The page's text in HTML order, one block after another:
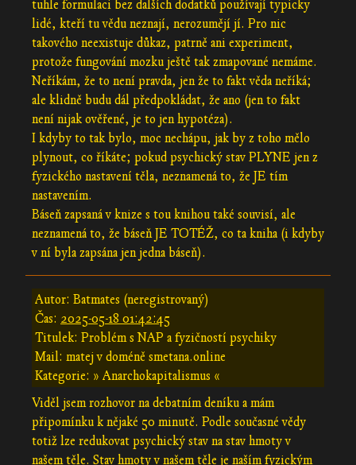
tuhle formulaci bez dalších dodatků používají typicky
lidé, kteří tu vědu neznají, nerozumějí jí. Pro nic
takového neexistuje důkaz, patrně ani experiment,
protože fungování mozku ještě tak zmapované nemáme.
Neříkám, že to není pravda, jen že to fakt věda neříká;
ale klidně budu dál předpokládat, že ano (jen to fakt
není nijak ověřené, je to jen hypotéza).
I kdyby to tak bylo, moc nechápu, jak by z toho mělo
plynout, co říkáte; pokud psychický stav PLYNE jen z
fyzického nastavení těla, neznamená to, že JE tím
nastavením.
Báseň zapsaná v knize s tou knihou také souvisí, ale
neznamená to, že báseň JE TOTÉŽ, co ta kniha (i kdyby
v ní byla zapsána jen jedna báseň).
Autor: Batmates (neregistrovaný)
Čas: 2025-05-18 01:42:45
Titulek: Problém s NAP a fyzičností psychiky
Mail: matej v doméně smetana.online
Kategorie: » Anarchokapitalismus «
Viděl jsem rozhovor na debatním deníku a mám
připomínku k nějaké 50 minutě. Podle současné vědy
totiž lze redukovat psychický stav na stav hmoty v
našem těle. Stav hmoty v našem těle je naším fyzickým